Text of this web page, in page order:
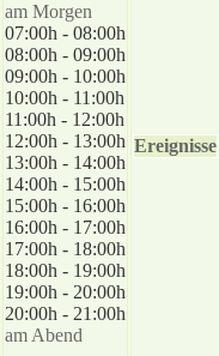
am Morgen
07:00h - 08:00h
08:00h - 09:00h
09:00h - 10:00h
10:00h - 11:00h
11:00h - 12:00h
12:00h - 13:00h
13:00h - 14:00h
14:00h - 15:00h
15:00h - 16:00h
16:00h - 17:00h
17:00h - 18:00h
18:00h - 19:00h
19:00h - 20:00h
20:00h - 21:00h
am Abend
Ereignisse